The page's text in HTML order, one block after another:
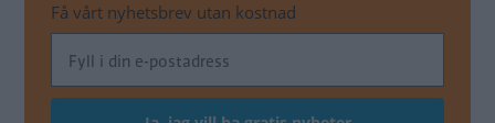
Få vårt nyhetsbrev utan kostnad